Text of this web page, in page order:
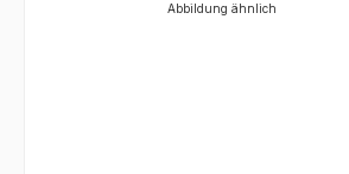
Abbildung ähnlich